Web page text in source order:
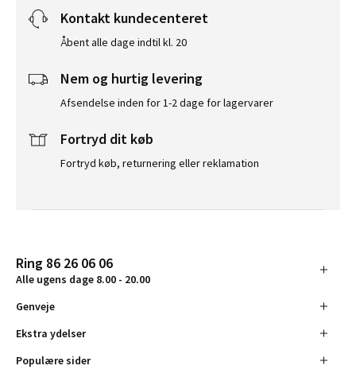
Kontakt kundecenteret
Åbent alle dage indtil kl. 20
Nem og hurtig levering
Afsendelse inden for 1-2 dage for lagervarer
Fortryd dit køb
Fortryd køb, returnering eller reklamation
Ring 86 26 06 06
Alle ugens dage 8.00 - 20.00
Genveje
Ekstra ydelser
Populære sider